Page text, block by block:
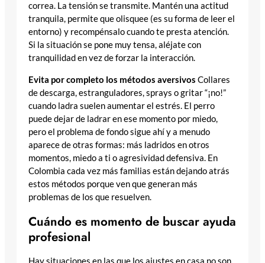
correa. La tensión se transmite. Mantén una actitud
tranquila, permite que olisquee (es su forma de leer el
entorno) y recompénsalo cuando te presta atención.
Si la situación se pone muy tensa, aléjate con
tranquilidad en vez de forzar la interacción.
Evita por completo los métodos aversivos Collares
de descarga, estranguladores, sprays o gritar “¡no!”
cuando ladra suelen aumentar el estrés. El perro
puede dejar de ladrar en ese momento por miedo,
pero el problema de fondo sigue ahí y a menudo
aparece de otras formas: más ladridos en otros
momentos, miedo a ti o agresividad defensiva. En
Colombia cada vez más familias están dejando atrás
estos métodos porque ven que generan más
problemas de los que resuelven.
Cuándo es momento de buscar ayuda
profesional